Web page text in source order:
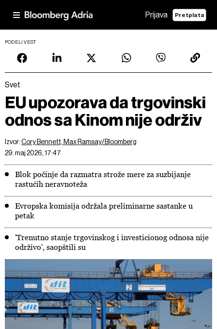
Prijava Pretplata
PODELI VEST
Svet
EU upozorava da trgovinski
odnos sa Kinom nije održiv
Izvor:Cory Bennett, Max Ramsay/Bloomberg
29. maj 2026, 17:47
Blok počinje da razmatra strože mere za suzbijanje
rastućih neravnoteža
Evropska komisija održala preliminarne sastanke u
petak
'Trenutno stanje trgovinskog i investicionog odnosa nije
održivo', saopštili su